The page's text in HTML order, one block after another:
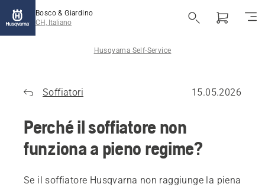
Bosco & Giardino
CH, Italiano
Husqvarna Self-Service
Soffiatori 15.05.2026
Perché il soffiatore non
funziona a pieno regime?
Se il soffiatore Husqvarna non raggiunge la piena